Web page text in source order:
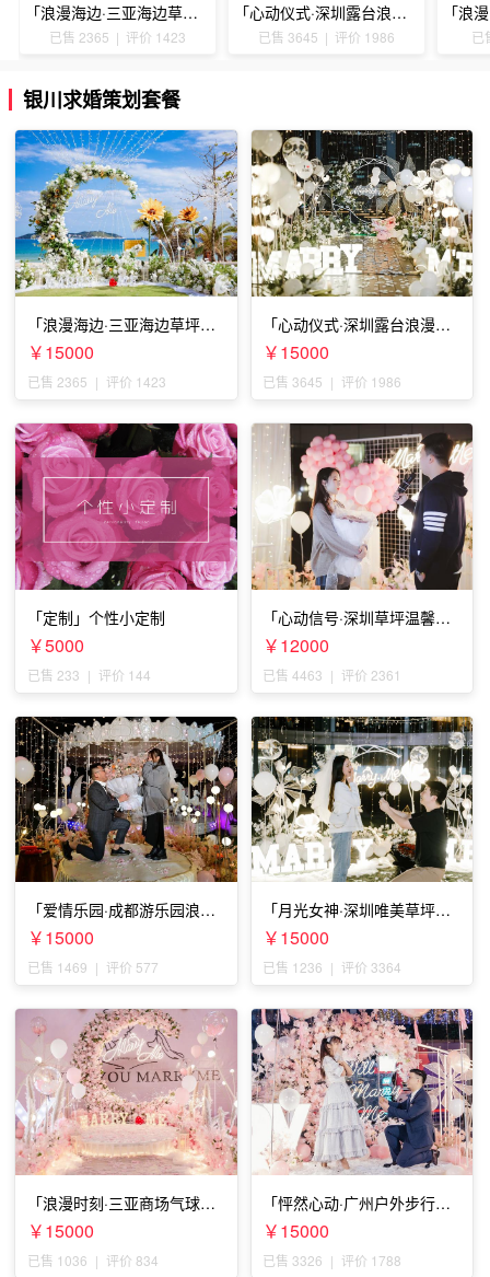
「浪漫海边·三亚海边草坪浪漫求婚」
已售 2365 | 评价 1423
「心动仪式·深圳露台浪漫求婚」
已售 3645 | 评价 1986 已
银川求婚策划套餐
「浪漫海边·三亚海边草坪浪
漫求婚」
￥15000
已售 2365 | 评价 1423
「心动仪式·深圳露台浪漫求
婚」
￥15000
已售 3645 | 评价 1986
「定制」个性小定制
￥5000
已售 233 | 评价 144
「心动信号·深圳草坪温馨求
婚」
￥12000
已售 4463 | 评价 2361
「爱情乐园·成都游乐园浪漫
求婚」
￥15000
已售 1469 | 评价 577
「月光女神·深圳唯美草坪浪
漫求婚」
￥15000
已售 1236 | 评价 3364
「浪漫时刻·三亚商场气球雨
惊喜求婚」
￥15000
已售 1036 | 评价 834
「怦然心动·广州户外步行街
求婚」
￥15000
已售 3326 | 评价 1788